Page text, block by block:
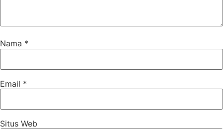
Nama *
Email *
Situs Web